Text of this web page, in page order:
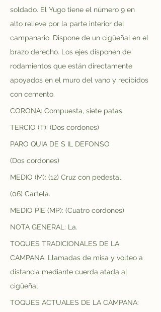
soldado. El Yugo tiene el número 9 en
alto relieve por la parte interior del
campanario. Dispone de un cigüeñal en el
brazo derecho. Los ejes disponen de
rodamientos que están directamente
apoyados en el muro del vano y recibidos
con cemento.
CORONA: Compuesta, siete patas.
TERCIO (T): (Dos cordones)
PARO QUIA DE S IL DEFONSO
(Dos cordones)
MEDIO (M): (12) Cruz con pedestal.
(06) Cartela.
MEDIO PIE (MP): (Cuatro cordones)
NOTA GENERAL: La.
TOQUES TRADICIONALES DE LA
CAMPANA: Llamadas de misa y volteo a
distancia mediante cuerda atada al
cigüeñal.
TOQUES ACTUALES DE LA CAMPANA: